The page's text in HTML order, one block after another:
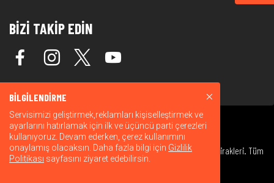
BİZİ TAKİP EDİN
© 2026 Warner Bros. Discovery, Inc. veya bağlı kuruluşları ve iştirakleri. Tüm
hakları saklıdır.
BİLGİLENDİRME
Servisimizi geliştirmek,reklamları kişiselleştirmek ve
ayarlarını hatırlamak için ilk ve üçüncü parti çerezleri
kullanıyoruz. Devam ederken, çerez kullanımını
onaylamış olacaksın. Daha fazla bilgi için Gizlilik
Politikası sayfasını ziyaret edebilirsin.